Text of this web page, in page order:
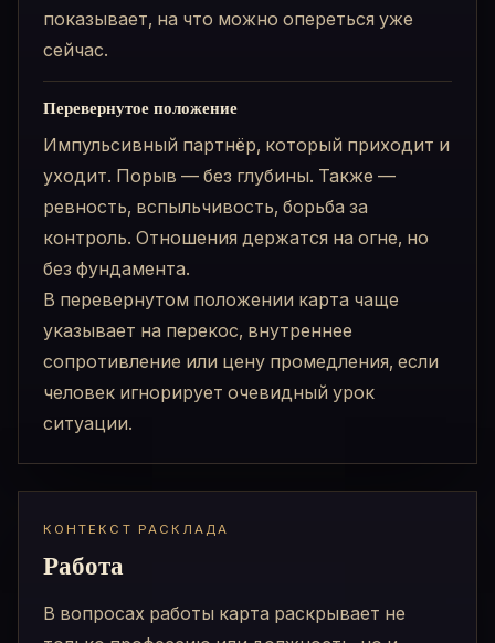
показывает, на что можно опереться уже
сейчас.
Перевернутое положение
Импульсивный партнёр, который приходит и
уходит. Порыв — без глубины. Также —
ревность, вспыльчивость, борьба за
контроль. Отношения держатся на огне, но
без фундамента.
В перевернутом положении карта чаще
указывает на перекос, внутреннее
сопротивление или цену промедления, если
человек игнорирует очевидный урок
ситуации.
КОНТЕКСТ РАСКЛАДА
Работа
В вопросах работы карта раскрывает не